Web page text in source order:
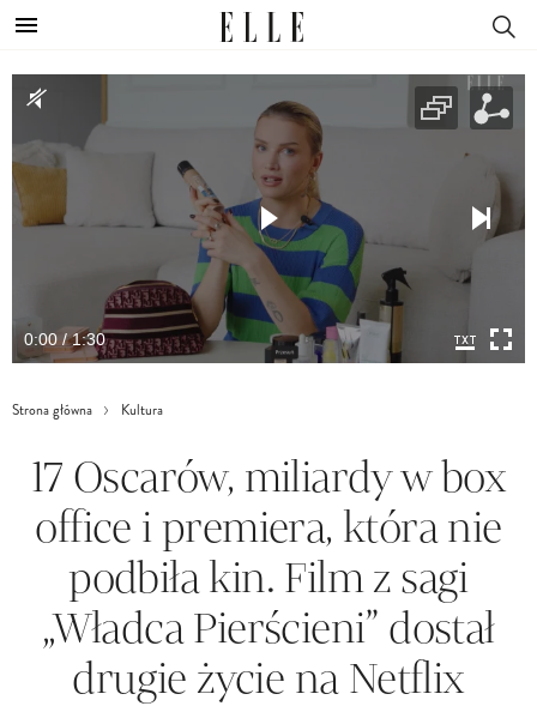
0:00 / 1:30
Strona główna Kultura
17 Oscarów, miliardy w box
office i premiera, która nie
podbiła kin. Film z sagi
„Władca Pierścieni” dostał
drugie życie na Netflix